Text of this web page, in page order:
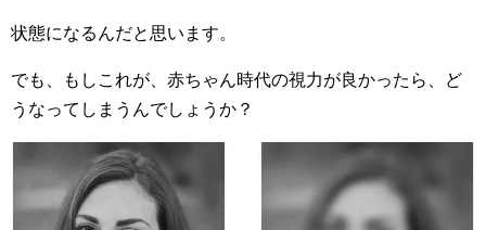
状態になるんだと思います。
でも、もしこれが、赤ちゃん時代の視力が良かったら、ど
うなってしまうんでしょうか？